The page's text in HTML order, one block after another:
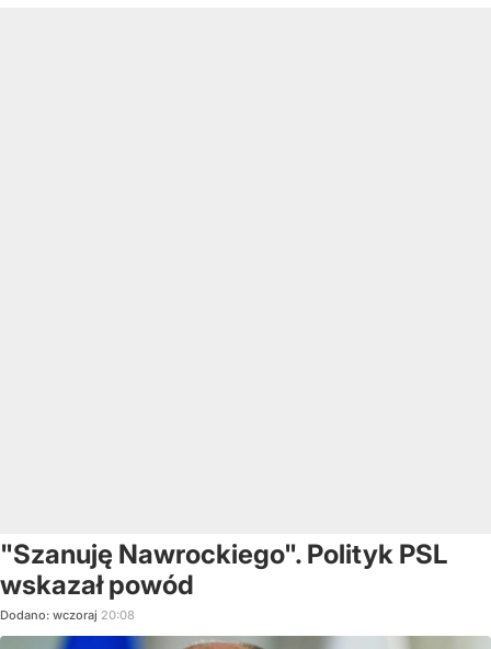
"Szanuję Nawrockiego". Polityk PSL
wskazał powód
Dodano: wczoraj 20:08